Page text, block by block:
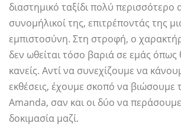
διαστημικό ταξίδι πολύ περισσότερο
συνομήλικοί της, επιτρέποντάς της
εμπιστοσύνη. Στη στροφή, ο
δεν ωθείται τόσο βαριά σε εμάς όπως
κανείς. Αντί να συνεχίζουμε να
εκθέσεις, έχουμε σκοπό να βιώσουμε
Amanda, σαν και οι δύο να
δοκιμασία μαζί.